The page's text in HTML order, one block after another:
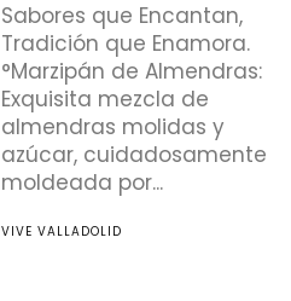
Sabores que Encantan,
Tradición que Enamora.
°Marzipán de Almendras:
Exquisita mezcla de
almendras molidas y
azúcar, cuidadosamente
moldeada por...
VIVE VALLADOLID